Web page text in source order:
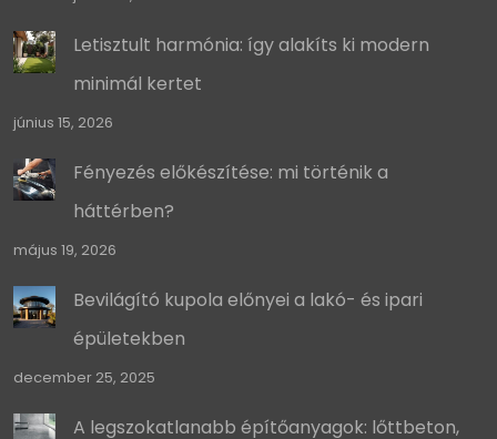
Letisztult harmónia: így alakíts ki modern
minimál kertet
június 15, 2026
Fényezés előkészítése: mi történik a
háttérben?
május 19, 2026
Bevilágító kupola előnyei a lakó- és ipari
épületekben
december 25, 2025
A legszokatlanabb építőanyagok: lőttbeton,